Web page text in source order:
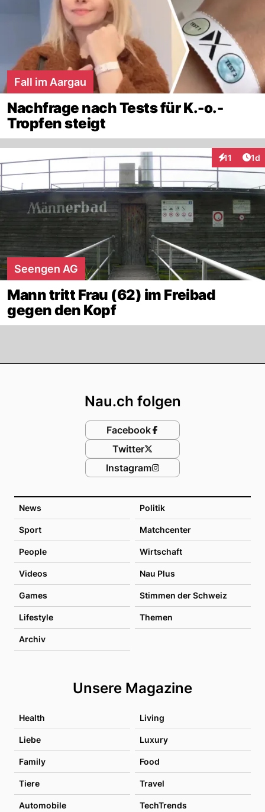
Fall im Aargau
Nachfrage nach Tests für K.-o.-
Tropfen steigt
11 1d
Seengen AG
Mann tritt Frau (62) im Freibad
gegen den Kopf
News Politik
Sport Matchcenter
People Wirtschaft
Videos Nau Plus
Games Stimmen der Schweiz
Lifestyle Themen
Archiv
Unsere Magazine
Health Living
Liebe Luxury
Family Food
Tiere Travel
Automobile TechTrends
Nau.ch folgen
Facebook
Twitter
Instagram